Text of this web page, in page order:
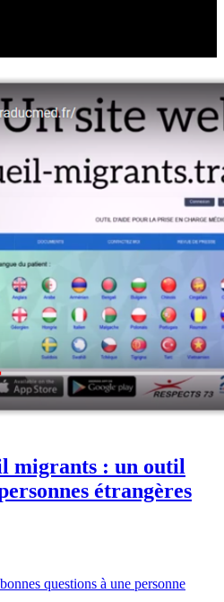
migrants : un outil
étrangères
questions à une personne